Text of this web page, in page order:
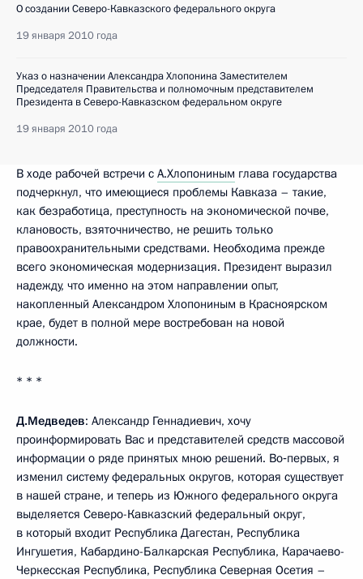
О создании Северо-Кавказского федерального округа
19 января 2010 года
Указ о назначении Александра Хлопонина Заместителем
Председателя Правительства и полномочным представителем
Президента в Северо-Кавказском федеральном округе
19 января 2010 года
В ходе рабочей встречи с А.Хлопониным глава государства
подчеркнул, что имеющиеся проблемы Кавказа – такие,
как безработица, преступность на экономической почве,
клановость, взяточничество, не решить только
правоохранительными средствами. Необходима прежде
всего экономическая модернизация. Президент выразил
надежду, что именно на этом направлении опыт,
накопленный Александром Хлопониным в Красноярском
крае, будет в полной мере востребован на новой
должности.
* * *
Д.Медведев: Александр Геннадиевич, хочу
проинформировать Вас и представителей средств массовой
информации о ряде принятых мною решений. Во‑первых, я
изменил систему федеральных округов, которая существует
в нашей стране, и теперь из Южного федерального округа
выделяется Северо-Кавказский федеральный округ,
в который входит Республика Дагестан, Республика
Ингушетия, Кабардино-Балкарская Республика, Карачаево-
Черкесская Республика, Республика Северная Осетия –